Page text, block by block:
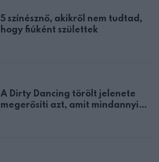
5 színésznő, akikről nem tudtad,
hogy fiúként születtek
A Dirty Dancing törölt jelenete
megerősíti azt, amit mindannyian